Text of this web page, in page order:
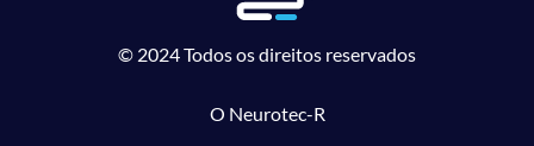
© 2024 Todos os direitos reservados
O Neurotec-R